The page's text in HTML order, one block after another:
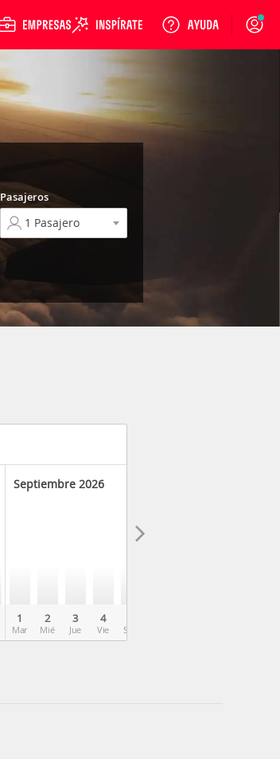
Login
Pasajeros
Septiembre 2026
1
Mar
2
Mié
3
Jue
4
Vie Sáb